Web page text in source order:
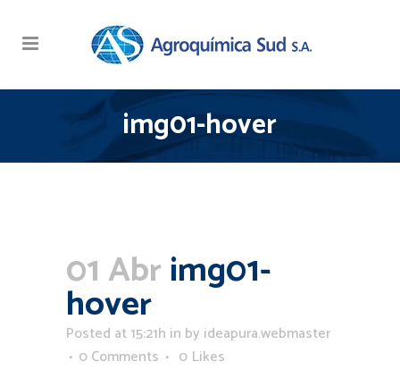
img01-hover
01 Abrimg01-
hover
Posted at 15:21h in by ideapura.webmaster
0 Comments
0 Likes